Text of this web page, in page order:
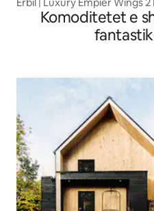
Komoditetet e